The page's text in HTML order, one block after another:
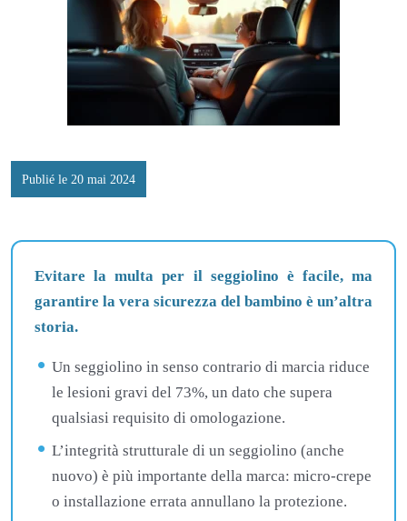
Publié le 20 mai 2024
Evitare la multa per il seggiolino è facile, ma
garantire la vera sicurezza del bambino è un’altra
storia.
Un seggiolino in senso contrario di marcia riduce
le lesioni gravi del 73%, un dato che supera
qualsiasi requisito di omologazione.
L’integrità strutturale di un seggiolino (anche
nuovo) è più importante della marca: micro-crepe
o installazione errata annullano la protezione.